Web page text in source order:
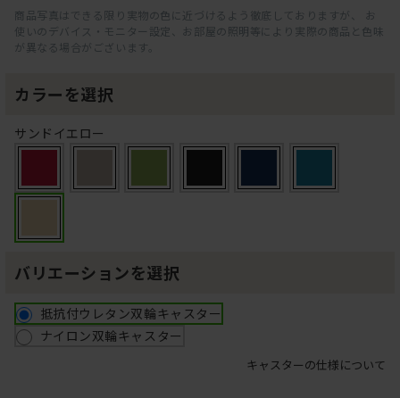
商品写真はできる限り実物の色に近づけるよう徹底しておりますが、 お
使いのデバイス・モニター設定、お部屋の照明等により実際の商品と色味
が異なる場合がございます。
カラーを選択
サンドイエロー
バリエーションを選択
抵抗付ウレタン双輪キャスター
ナイロン双輪キャスター
キャスターの仕様について